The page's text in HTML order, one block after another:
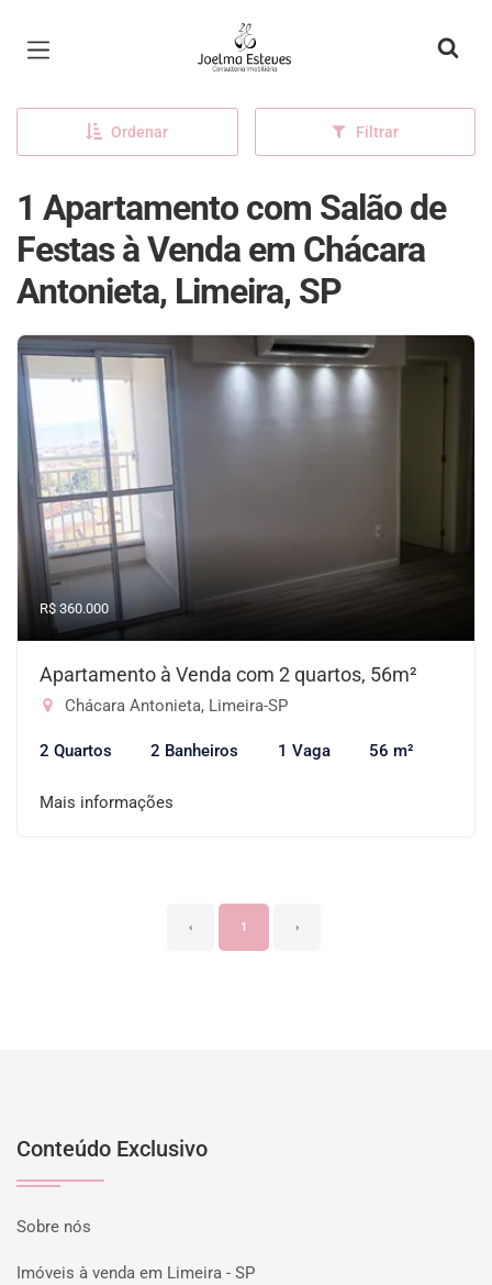
Página inicial
Ordenar Filtrar
1 Apartamento com Salão de
Festas à Venda em Chácara
Antonieta, Limeira, SP
R$ 360.000
Apartamento à Venda com 2 quartos, 56m²
Chácara Antonieta, Limeira-SP
2 Quartos 2 Banheiros 1 Vaga 56 m²
Mais informações
‹ 1 ›
Conteúdo Exclusivo
Sobre nós
Imóveis à venda em Limeira - SP